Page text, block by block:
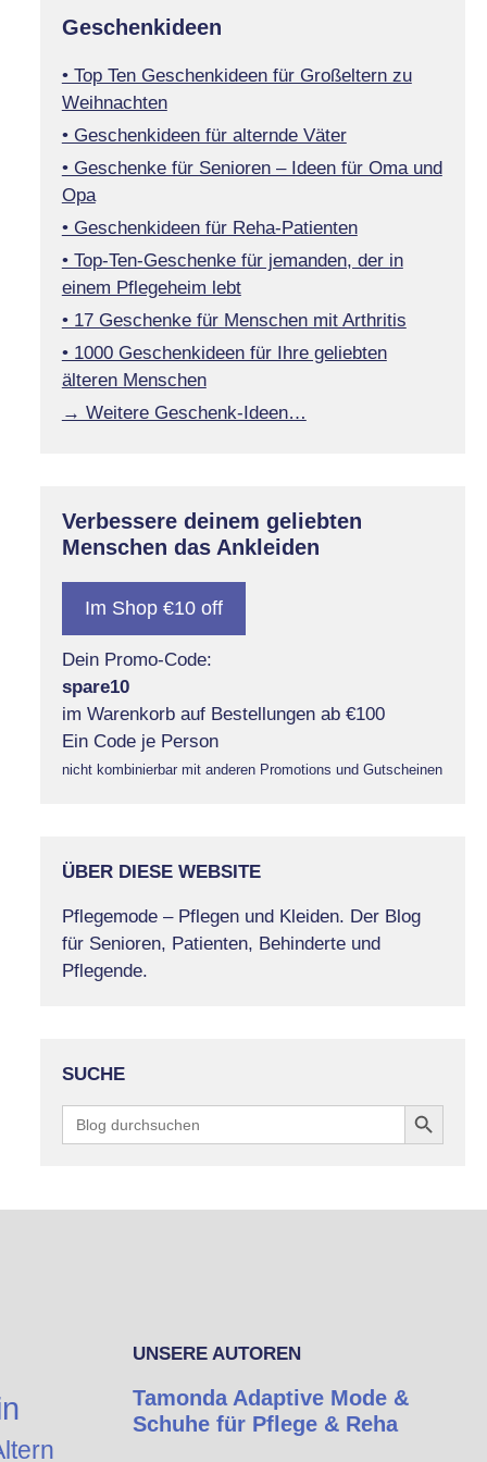
Geschenkideen
• Top Ten Geschenkideen für Großeltern zu
Weihnachten
• Geschenkideen für alternde Väter
• Geschenke für Senioren – Ideen für Oma und
Opa
• Geschenkideen für Reha-Patienten
• Top-Ten-Geschenke für jemanden, der in
einem Pflegeheim lebt
• 17 Geschenke für Menschen mit Arthritis
• 1000 Geschenkideen für Ihre geliebten
älteren Menschen
→ Weitere Geschenk-Ideen…
Verbessere deinem geliebten
Menschen das Ankleiden
Im Shop €10 off
Dein Promo-Code:
spare10
im Warenkorb auf Bestellungen ab €100
Ein Code je Person
nicht kombinierbar mit anderen Promotions und Gutscheinen
ÜBER DIESE WEBSITE
Pflegemode – Pflegen und Kleiden. Der Blog
für Senioren, Patienten, Behinderte und
Pflegende.
SUCHE
Search
for:
Search Button
UNSERE AUTOREN
Tamonda Adaptive Mode &
Schuhe für Pflege & Reha